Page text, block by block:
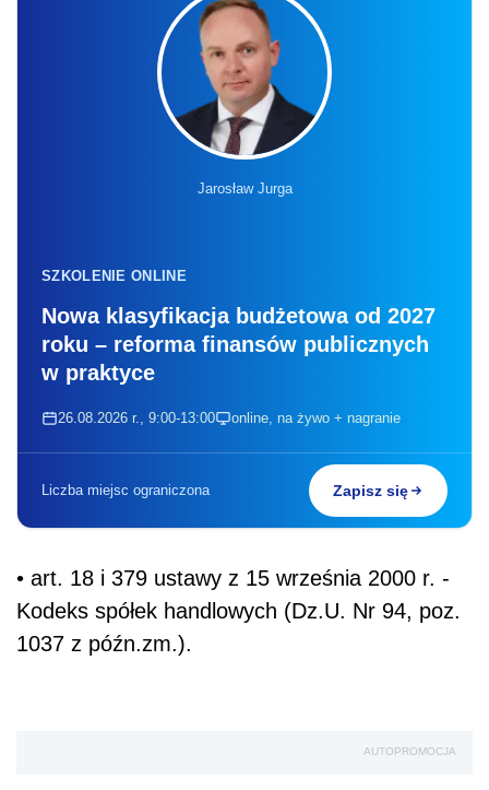
Jarosław Jurga
SZKOLENIE ONLINE
Nowa klasyfikacja budżetowa od 2027
roku – reforma finansów publicznych
w praktyce
26.08.2026 r., 9:00-13:00 online, na żywo + nagranie
Liczba miejsc ograniczona Zapisz się
• art. 18 i 379 ustawy z 15 września 2000 r. -
Kodeks spółek handlowych (Dz.U. Nr 94, poz.
1037 z późn.zm.).
AUTOPROMOCJA